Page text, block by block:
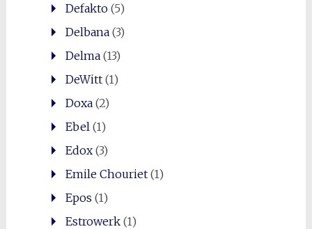
Defakto(5)
Delbana(3)
Delma(13)
DeWitt(1)
Doxa(2)
Ebel (1)
Edox(3)
Emile Chouriet(1)
Epos (1)
Estrowerk(1)